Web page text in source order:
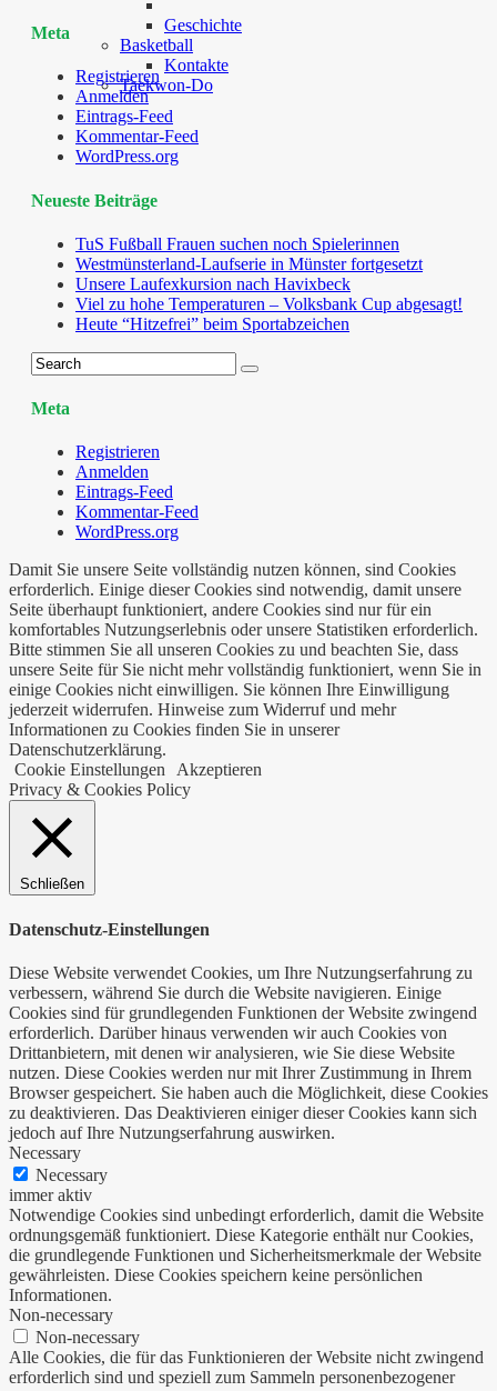
Geschichte
Basketball
Kontakte
Taekwon-Do
Meta
Registrieren
Anmelden
Eintrags-Feed
Kommentar-Feed
WordPress.org
Neueste Beiträge
TuS Fußball Frauen suchen noch Spielerinnen
Westmünsterland-Laufserie in Münster fortgesetzt
Unsere Laufexkursion nach Havixbeck
Viel zu hohe Temperaturen – Volksbank Cup abgesagt!
Heute “Hitzefrei” beim Sportabzeichen
Meta
Registrieren
Anmelden
Eintrags-Feed
Kommentar-Feed
WordPress.org
Damit Sie unsere Seite vollständig nutzen können, sind Cookies
erforderlich. Einige dieser Cookies sind notwendig, damit unsere
Seite überhaupt funktioniert, andere Cookies sind nur für ein
komfortables Nutzungserlebnis oder unsere Statistiken erforderlich.
Bitte stimmen Sie all unseren Cookies zu und beachten Sie, dass
unsere Seite für Sie nicht mehr vollständig funktioniert, wenn Sie in
einige Cookies nicht einwilligen. Sie können Ihre Einwilligung
jederzeit widerrufen. Hinweise zum Widerruf und mehr
Informationen zu Cookies finden Sie in unserer
Datenschutzerklärung.
Cookie Einstellungen
Akzeptieren
Privacy & Cookies Policy
Schließen
Datenschutz-Einstellungen
Diese Website verwendet Cookies, um Ihre Nutzungserfahrung zu
verbessern, während Sie durch die Website navigieren. Einige
Cookies sind für grundlegenden Funktionen der Website zwingend
erforderlich. Darüber hinaus verwenden wir auch Cookies von
Drittanbietern, mit denen wir analysieren, wie Sie diese Website
nutzen. Diese Cookies werden nur mit Ihrer Zustimmung in Ihrem
Browser gespeichert. Sie haben auch die Möglichkeit, diese Cookies
zu deaktivieren. Das Deaktivieren einiger dieser Cookies kann sich
jedoch auf Ihre Nutzungserfahrung auswirken.
Necessary
Necessary
immer aktiv
Notwendige Cookies sind unbedingt erforderlich, damit die Website
ordnungsgemäß funktioniert. Diese Kategorie enthält nur Cookies,
die grundlegende Funktionen und Sicherheitsmerkmale der Website
gewährleisten. Diese Cookies speichern keine persönlichen
Informationen.
Non-necessary
Non-necessary
Alle Cookies, die für das Funktionieren der Website nicht zwingend
erforderlich sind und speziell zum Sammeln personenbezogener